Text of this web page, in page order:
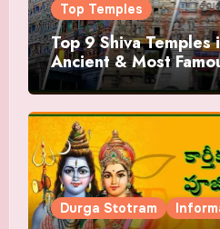
Top Temples
Top 9 Shiva Temples
Ancient & Most
Durga Stotram